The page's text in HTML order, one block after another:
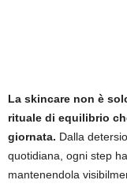
La skincare non è
rituale di equilibrio
giornata. Dalla
quotidiana, ogni step
mantenendola